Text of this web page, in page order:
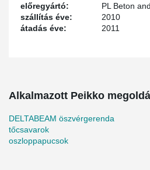
előregyártó:
PL Beton
szállítás éve:
2010
átadás éve:
2011
Alkalmazott Peikko
DELTABEAM öszvérgerenda
tőcsavarok
oszloppapucsok